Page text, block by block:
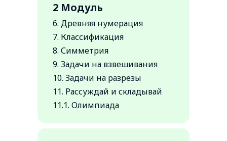
2 Модуль
6. Древняя нумерация
7. Классификация
8. Симметрия
9. Задачи на взвешивания
10. Задачи на разрезы
11. Рассуждай и складывай
11.1. Олимпиада